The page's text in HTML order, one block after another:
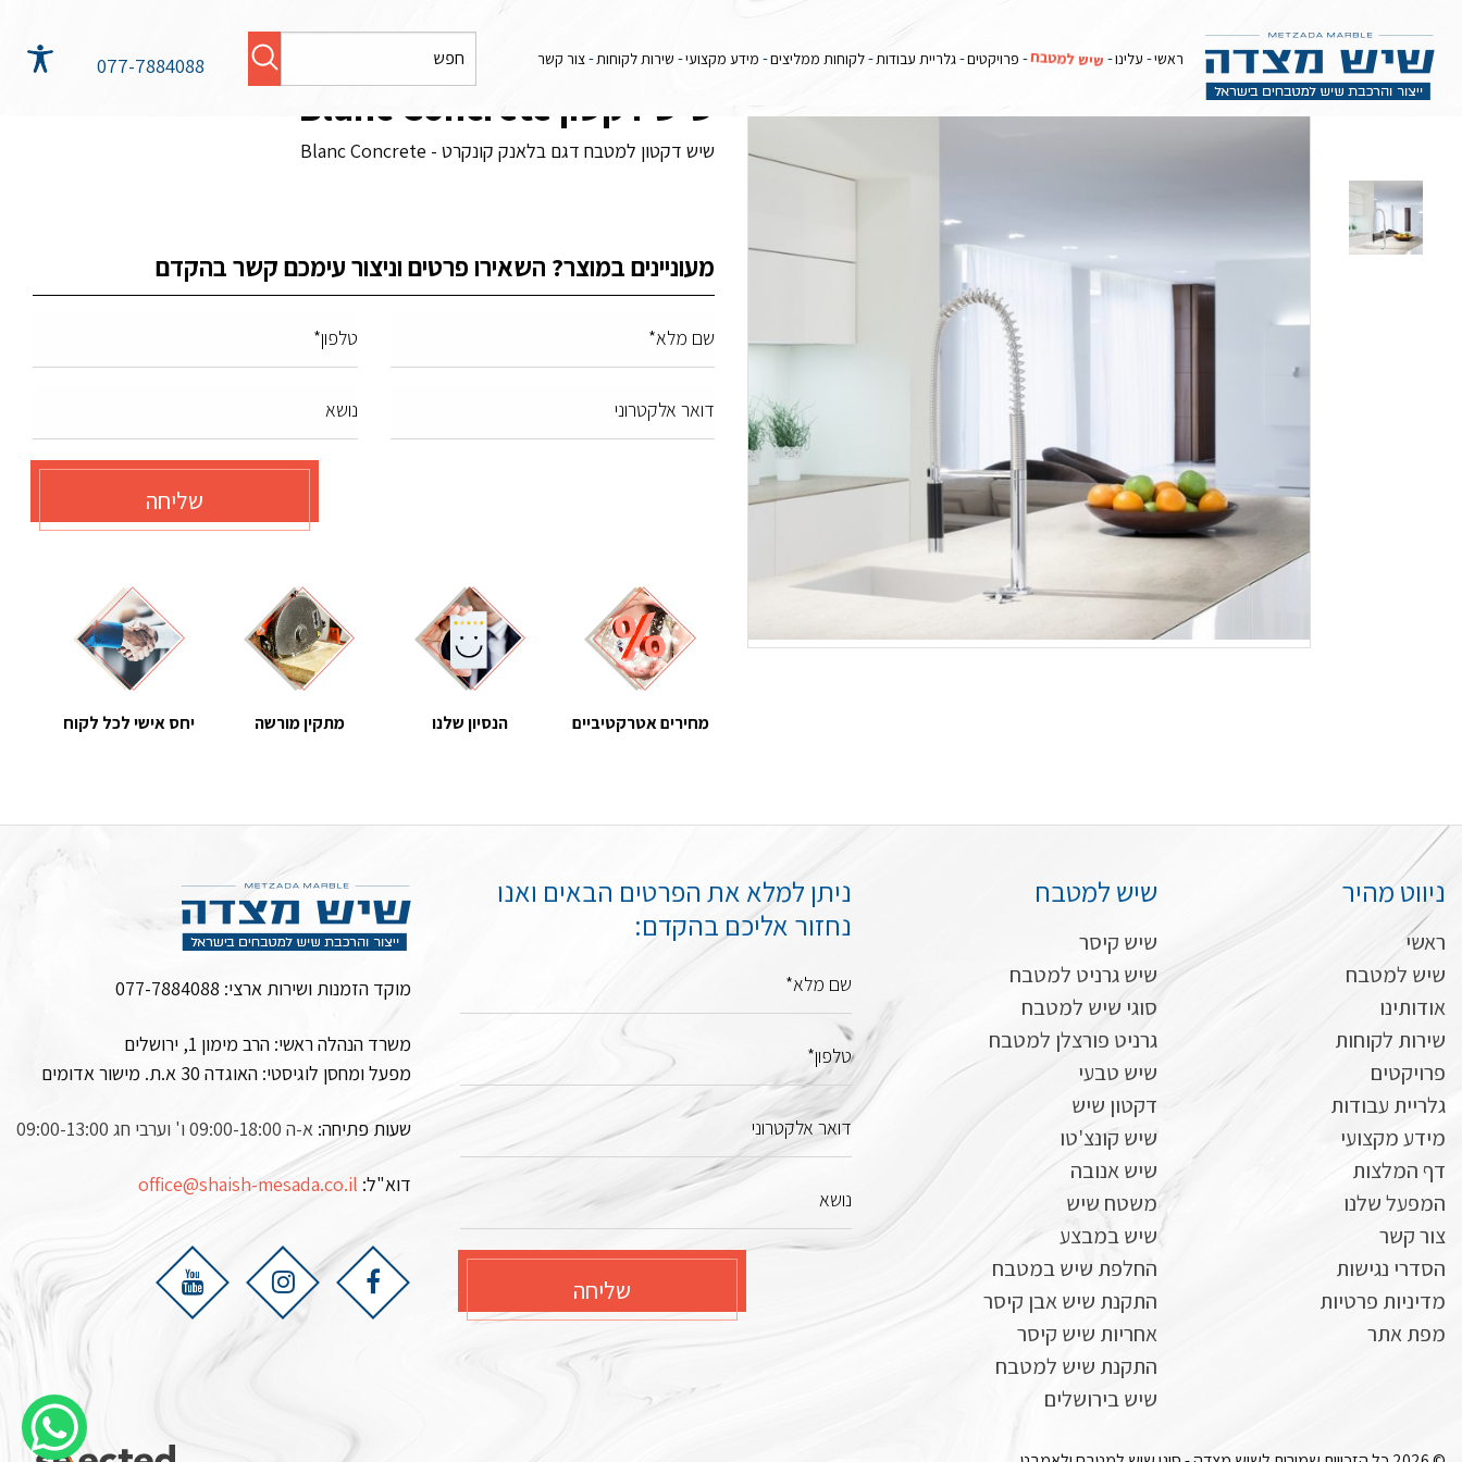
ראשי עלינו שיש למטבח פרויקטים גלריית עבודות לקוחות ממליצים מידע מקצועי שירות לקוחות צור קשר 077-7884088
ראשי שיש למטבח שיש דקטון למטבח
שיש דקטון Blanc Concrete
שיש דקטון למטבח דגם בלאנק קונקרט - Blanc Concrete
מעוניינים במוצר? השאירו פרטים וניצור עימכם קשר בהקדם
שם מלא* טלפון*
דואר אלקטרוני נושא
שליחה
מחירים אטרקטיביים הנסיון שלנו מתקין מורשה יחס אישי לכל לקוח
ניווט מהיר
ראשי
שיש למטבח
אודותינו
שירות לקוחות
פרויקטים
גלריית עבודות
מידע מקצועי
דף המלצות
המפעל שלנו
צור קשר
הסדרי נגישות
מדיניות פרטיות
מפת אתר
שיש למטבח
שיש קיסר
שיש גרניט למטבח
סוגי שיש למטבח
גרניט פורצלן למטבח
שיש טבעי
דקטון שיש
שיש קונצ'טו
שיש אנובה
משטח שיש
שיש במבצע
החלפת שיש במטבח
התקנת שיש אבן קיסר
אחריות שיש קיסר
התקנת שיש למטבח
שיש בירושלים
ניתן למלא את הפרטים הבאים ואנו
נחזור אליכם בהקדם:
שם מלא*
טלפון*
דואר אלקטרוני
נושא
שליחה
מוקד הזמנות ושירות ארצי: 077-7884088
משרד הנהלה ראשי: הרב מימון 1, ירושלים
מפעל ומחסן לוגיסטי: האוגדה 30 א.ת. מישור אדומים
שעות פתיחה: א-ה 09:00-18:00 ו' וערבי חג 09:00-13:00
דוא"ל: office@shaish-mesada.co.il